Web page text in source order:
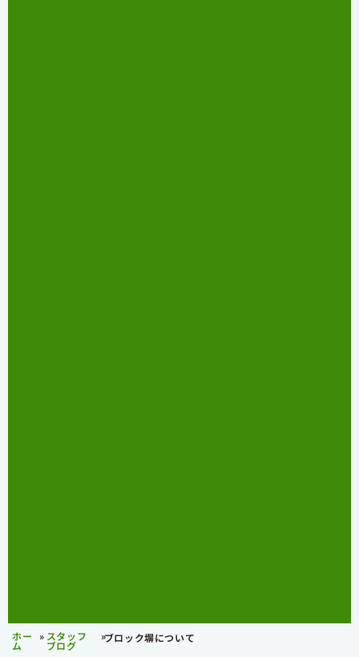
ホー
ム
» スタッフ
ブログ
»ブロック塀について